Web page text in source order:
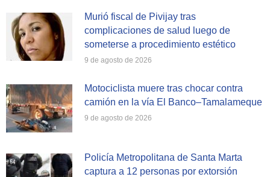
Murió fiscal de Pivijay tras
complicaciones de salud luego de
someterse a procedimiento estético
9 de agosto de 2026
Motociclista muere tras chocar contra
camión en la vía El Banco–Tamalameque
9 de agosto de 2026
Policía Metropolitana de Santa Marta
captura a 12 personas por extorsión